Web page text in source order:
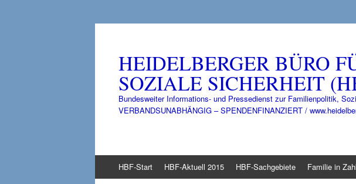
HEIDELBERGER BÜRO
SOZIALE SICHERHEIT
Bundesweiter Informations- und Pressedienst zur Familienpolitik,
VERBANDSUNABHÄNGIG – SPENDENFINANZIERT /
Inhalt
HBF-Start HBF-Aktuell 2015 HBF-Sachgebiete Familie in